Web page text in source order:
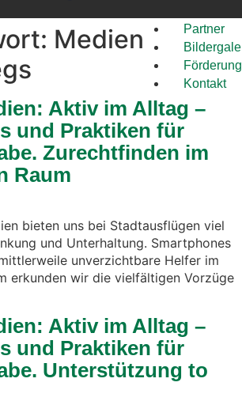
Partner
Förderung
Kontakt
Medien
Aktiv im Alltag –
und Praktiken für
Zurechtfinden im
Raum
bieten uns bei Stadtausflügen viel
und Unterhaltung. Smartphones
unverzichtbare Helfer im
erkunden wir die vielfältigen Vorzüge
Aktiv im Alltag –
und Praktiken für
Unterstützung to